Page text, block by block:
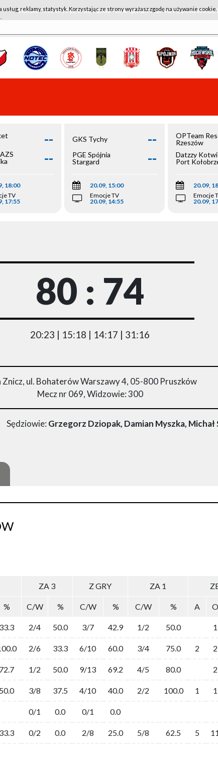
WKK ACTIVE HOTEL WROCŁAW - KSK QEMETICA NOTEĆ
--
--
18:00
TV
17:55
GKS Tychy --
PGE Spójnia
Stargard
--
20.09, 15:00
Emocje TV
20.09, 14:55
OPTeam
Rzeszów
Datzzy
Port
20.09,
Emocje
20.09,
80 : 74
20:23 | 15:18 | 14:17 | 31:16
Znicz, ul. Bohaterów Warszawy 4, 05-800 Pruszków
Mecz nr 069, Widzowie: 300
Sędziowie: Grzegorz Dziopak, Damian Myszka,
ZA 3 Z GRY ZA 1
% C/W % C/W % C/W % A O
33.3 2/4 50.0 3/7 42.9 1/2 50.0 1
2/6 33.3 6/10 60.0 3/4 75.0 2 2
72.7 1/2 50.0 9/13 69.2 4/5 80.0 2
50.0 3/8 37.5 4/10 40.0 2/2 100.0 1 1
0/1 0.0 0/1 0.0
33.3 0/2 0.0 2/8 25.0 5/8 62.5 5 11
reklamy, statystyk. Korzystając ze strony wyrażasz zgodę na używanie